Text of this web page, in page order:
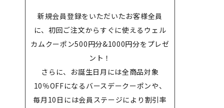
新規会員登録をいただいたお客様全員
に、初回ご注文からすぐに使えるウェル
カムクーポン500円分&1000円分をプレゼ
ント！
さらに、お誕生日月には全商品対象
10％OFFになるバースデークーポンや、
毎月10日には会員ステージにより割引率